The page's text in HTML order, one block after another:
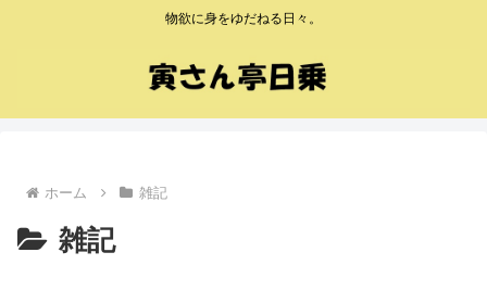
物欲に身をゆだねる日々。
ホーム 雑記
雑記